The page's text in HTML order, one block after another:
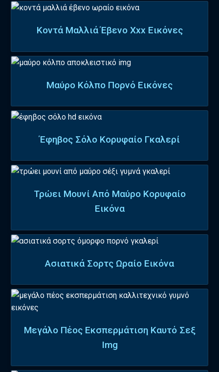
Κοντά Μαλλιά Έβενο Xxx Εικόνες
Μαύρο Κόλπο Πορνό Εικόνες
Έφηβος Σόλο Κορυφαίο Γκαλερί
Τρώει Μουνί Από Μαύρο Κορυφαίο
Εικόνα
Ασιατικά Σορτς Ωραίο Εικόνα
Μεγάλο Πέος Εκσπερμάτιση Καυτό Σεξ
Img